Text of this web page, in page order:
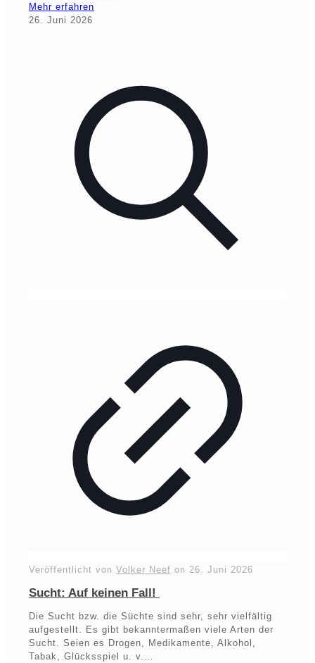
Mehr erfahren
26. Juni 2026
Veröffentlicht von Volker Neef on 26. Juni 2026
Sucht: Auf keinen Fall!
Die Sucht bzw. die Süchte sind sehr, sehr vielfältig
aufgestellt. Es gibt bekanntermaßen viele Arten der
Sucht. Seien es Drogen, Medikamente, Alkohol,
Tabak, Glücksspiel u. v.…